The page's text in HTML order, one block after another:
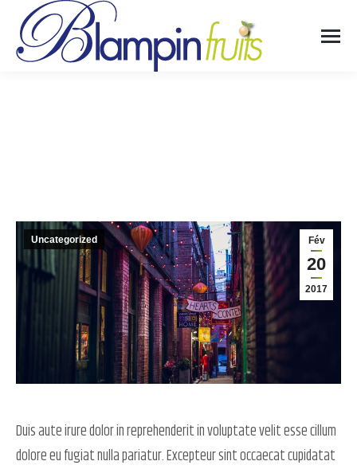
Fév
20
2017
Uncategorized
Duis aute irure dolor in reprehenderit in voluptate velit esse cillum
dolore eu fugiat nulla pariatur. Excepteur sint occaecat cupidatat